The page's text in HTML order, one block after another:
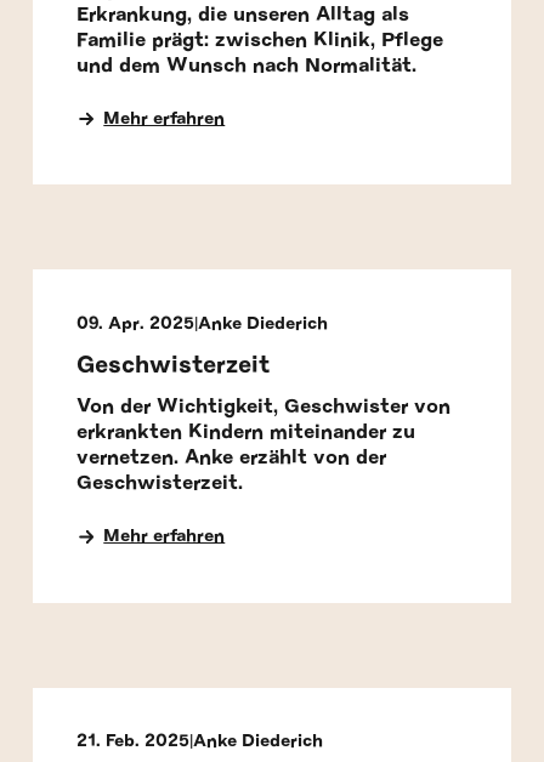
Erkrankung, die unseren Alltag als
Familie prägt: zwischen Klinik, Pflege
und dem Wunsch nach Normalität.
Mehr erfahren
09. Apr. 2025 Anke Diederich
Geschwisterzeit
Von der Wichtigkeit, Geschwister von
erkrankten Kindern miteinander zu
vernetzen. Anke erzählt von der
Geschwisterzeit.
Mehr erfahren
21. Feb. 2025 Anke Diederich